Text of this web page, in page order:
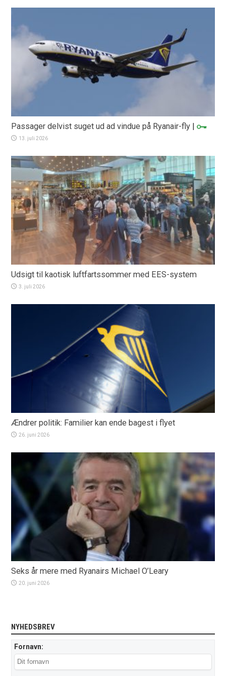
Passager delvist suget ud ad vindue på Ryanair-fly |
13. juli 2026
Udsigt til kaotisk luftfartssommer med EES-system
3. juli 2026
Ændrer politik: Familier kan ende bagest i flyet
26. juni 2026
Seks år mere med Ryanairs Michael O’Leary
20. juni 2026
NYHEDSBREV
Fornavn: